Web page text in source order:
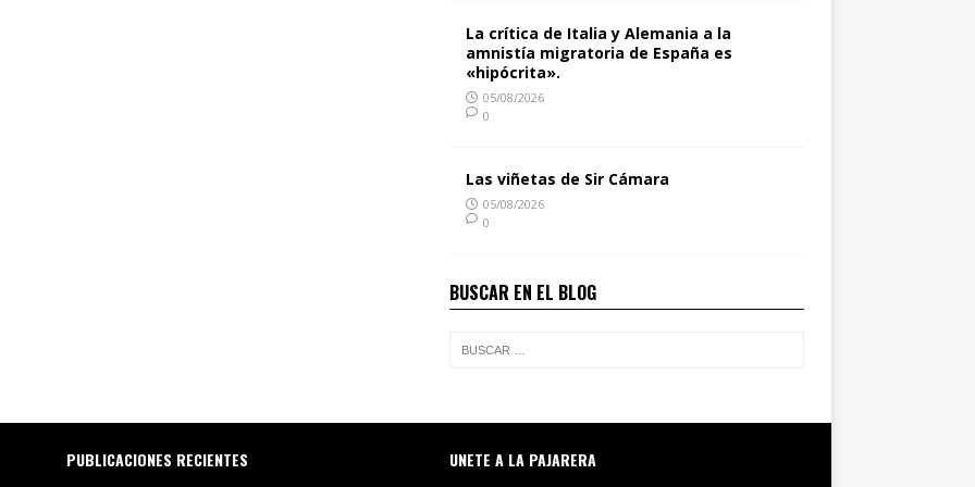
La crítica de Italia y Alemania a la
amnistía migratoria de España es
«hipócrita».
05/08/2026
0
Las viñetas de Sir Cámara
05/08/2026
0
BUSCAR EN EL BLOG
PUBLICACIONES RECIENTES UNETE A LA PAJARERA